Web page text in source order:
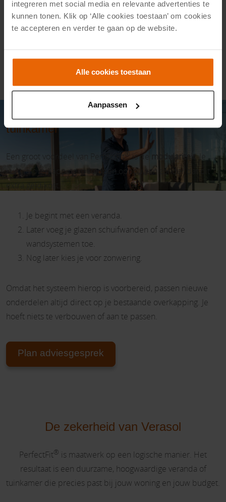
integreren met social media en relevante advertenties te
kunnen tonen. Klik op ‘Alle cookies toestaan’ om cookies
te accepteren en verder te gaan op de website.
Alle cookies toestaan
Aanpassen
geheel.
Vandaag een veranda, morgen een
tuinkamer
Een groot voordeel van PerfectFit®is de modulariteit. Je
kunt je overkapping in stappen opbouwen zonder dat dit
Je begint met een veranda.
Later voeg je glazen schuifwanden of andere
wandsystemen toe.
Nog later kies je voor zonwering.
Omdat het systeem hierop is voorbereid, passen nieuwe
onderdelen altijd direct op je bestaande overkapping. Je
hoeft niets te verbouwen of aan te passen.
Plan adviesgesprek
De zekerheid van Verasol
PerfectFit® is maatwerk op een logische manier. Het
resultaat is een duurzame, hoogwaardige veranda of
tuinkamer die precies past bij jouw woning en jouw budget.